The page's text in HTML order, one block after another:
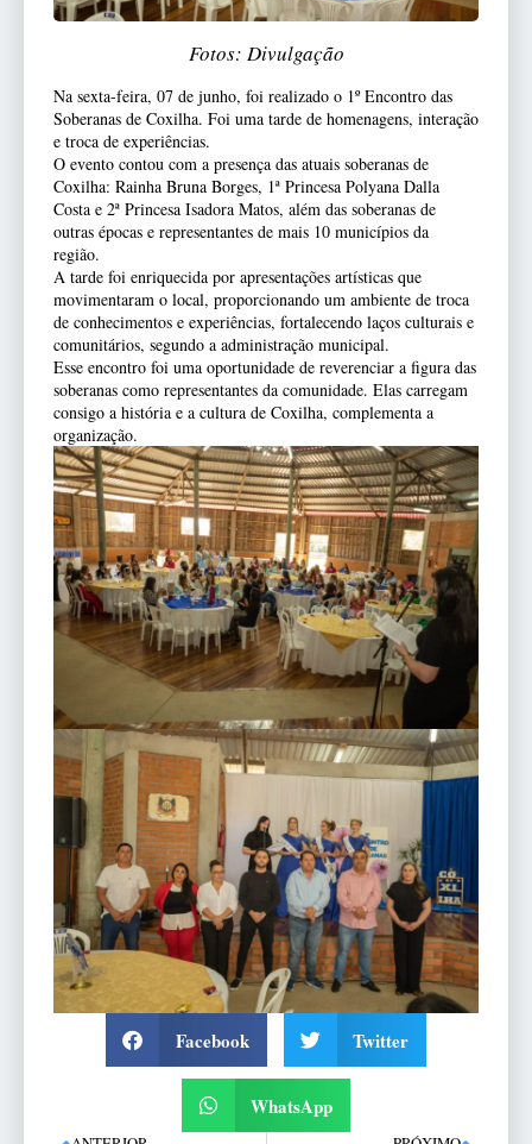
Fotos: Divulgação
Na sexta-feira, 07 de junho, foi realizado o 1º Encontro das
Soberanas de Coxilha. Foi uma tarde de homenagens, interação
e troca de experiências.
O evento contou com a presença das atuais soberanas de
Coxilha: Rainha Bruna Borges, 1ª Princesa Polyana Dalla
Costa e 2ª Princesa Isadora Matos, além das soberanas de
outras épocas e representantes de mais 10 municípios da
região.
A tarde foi enriquecida por apresentações artísticas que
movimentaram o local, proporcionando um ambiente de troca
de conhecimentos e experiências, fortalecendo laços culturais e
comunitários, segundo a administração municipal.
Esse encontro foi uma oportunidade de reverenciar a figura das
soberanas como representantes da comunidade. Elas carregam
consigo a história e a cultura de Coxilha, complementa a
organização.
Facebook Twitter
WhatsApp